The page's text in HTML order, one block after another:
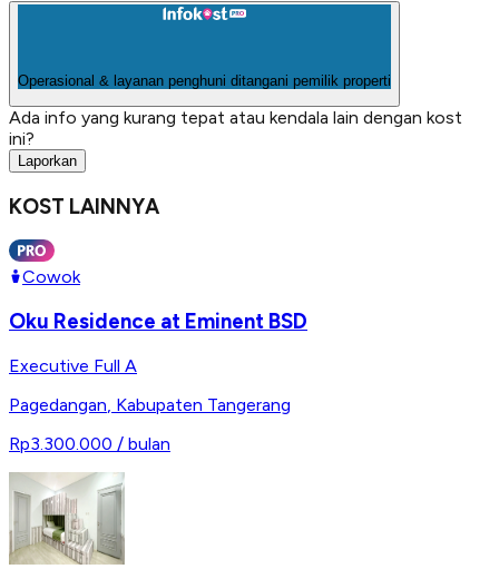
Operasional & layanan penghuni ditangani pemilik properti
Ada info yang kurang tepat atau kendala lain dengan kost
ini?
Laporkan
KOST LAINNYA
Cowok
Oku Residence at Eminent BSD
Executive Full A
Pagedangan, Kabupaten Tangerang
Rp3.300.000 / bulan